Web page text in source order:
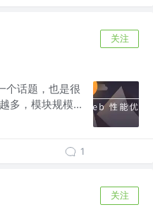
关注
个话题，也是很
多，模块规模...
1
关注